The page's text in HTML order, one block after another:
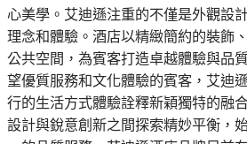
心美學。艾迪遜注重的不僅是外觀設
理念和體驗。酒店以精緻簡約的裝飾
公共空間，為賓客打造卓越體驗與品
望優質服務和文化體驗的賓客，艾迪
行的生活方式體驗詮釋新穎獨特的融
設計與銳意創新之間探索精妙平衡，